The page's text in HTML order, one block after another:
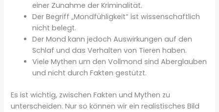
einer Zunahme der Kriminalität.
Der Begriff „Mondfühligkeit“ ist wissenschaftlich
nicht belegt.
Der Mond kann jedoch Auswirkungen auf den
Schlaf und das Verhalten von Tieren haben.
Viele Mythen um den Vollmond sind Aberglauben
und nicht durch Fakten gestützt.
Es ist wichtig, zwischen Fakten und Mythen zu
unterscheiden. Nur so können wir ein realistisches Bild